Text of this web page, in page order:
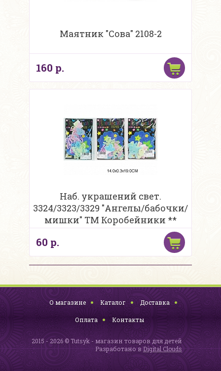
Маятник "Сова" 2108-2
160 р.
Наб. украшений свет.
3324/3323/3329 "Ангелы/бабочки/
мишки" ТМ Коробейники **
60 р.
О магазине Каталог Доставка
Оплата Контакты
2015 - 2026 © Tutsyk - магазин товаров для детей
Разработано в Digital Clouds